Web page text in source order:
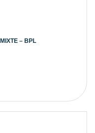
– BPL